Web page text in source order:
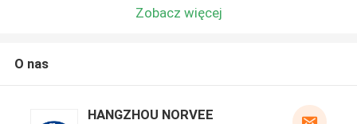
Zobacz więcej
O nas
HANGZHOU NORVEE